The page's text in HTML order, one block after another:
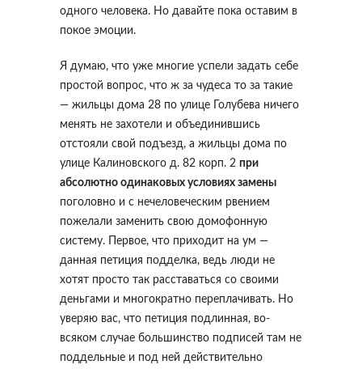
одного человека. Но давайте пока оставим в
покое эмоции.
Я думаю, что уже многие успели задать себе
простой вопрос, что ж за чудеса то за такие
— жильцы дома 28 по улице Голубева ничего
менять не захотели и объединившись
отстояли свой подъезд, а жильцы дома по
улице Калиновского д. 82 корп. 2 при
абсолютно одинаковых условиях замены
поголовно и с нечеловеческим рвением
пожелали заменить свою домофонную
систему. Первое, что приходит на ум —
данная петиция подделка, ведь люди не
хотят просто так расставаться со своими
деньгами и многократно переплачивать. Но
уверяю вас, что петиция подлинная, во-
всяком случае большинство подписей там не
поддельные и под ней действительно